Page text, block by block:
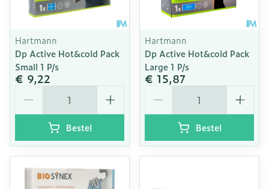
Hartmann
Dp Active Hot&cold Pack
Small 1 P/s
€ 9,22
Bestel
Hartmann
Dp Active Hot&cold Pack
Large 1 P/s
€ 15,87
Bestel